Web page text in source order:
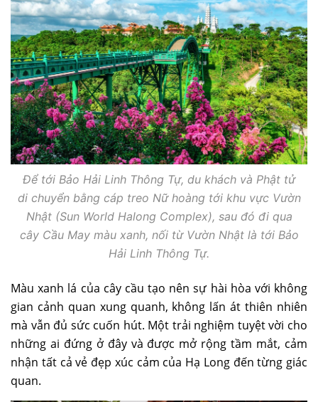
Để tới Bảo Hải Linh Thông Tự, du khách và Phật tử
di chuyển bằng cáp treo Nữ hoàng tới khu vực Vườn
Nhật (Sun World Halong Complex), sau đó đi qua
cây Cầu May màu xanh, nối từ Vườn Nhật là tới Bảo
Hải Linh Thông Tự.
Màu xanh lá của cây cầu tạo nên sự hài hòa với không
gian cảnh quan xung quanh, không lấn át thiên nhiên
mà vẫn đủ sức cuốn hút. Một trải nghiệm tuyệt vời cho
những ai đứng ở đây và được mở rộng tầm mắt, cảm
nhận tất cả vẻ đẹp xúc cảm của Hạ Long đến từng giác
quan.